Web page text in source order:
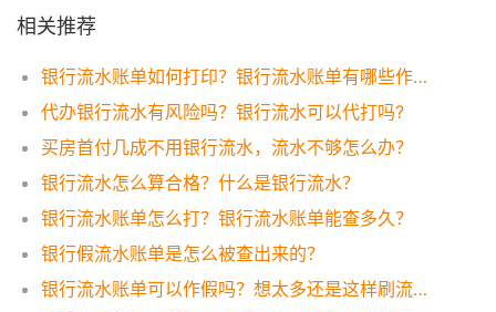
相关推荐
银行流水账单如何打印？银行流水账单有哪些作用？
代办银行流水有风险吗？银行流水可以代打吗?
买房首付几成不用银行流水，流水不够怎么办？
银行流水怎么算合格？什么是银行流水？
银行流水账单怎么打？银行流水账单能查多久？
银行假流水账单是怎么被查出来的？
银行流水账单可以作假吗？想太多还是这样刷流水才有效！